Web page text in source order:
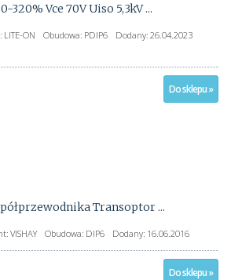
320% Vce 70V Uiso 5,3kV ...
LITE-ON Obudowa: PDIP6 Dodany: 26.04.2023
Do sklepu »
półprzewodnika Transoptor ...
VISHAY Obudowa: DIP6 Dodany: 16.06.2016
Do sklepu »